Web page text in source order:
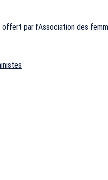
par l’Association des